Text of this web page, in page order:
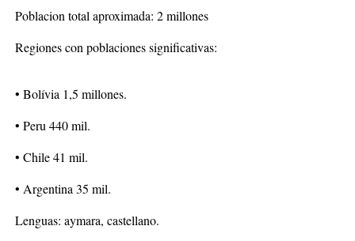
Poblacion total aproximada: 2 millones
Regiones con poblaciones significativas:
• Bolívia 1,5 millones.
• Peru 440 mil.
• Chile 41 mil.
• Argentina 35 mil.
Lenguas: aymara, castellano.